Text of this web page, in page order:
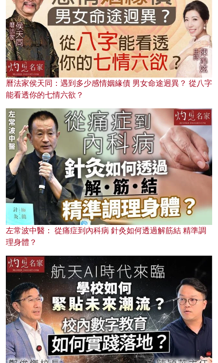
曆法家侯天同：遇到多少感情姻緣債 男女命途迥異？ 從八字
能看透你的七情六欲？
左常波中醫： 從痛症到內科病 針灸如何透過解筋結 精準調
理身體？